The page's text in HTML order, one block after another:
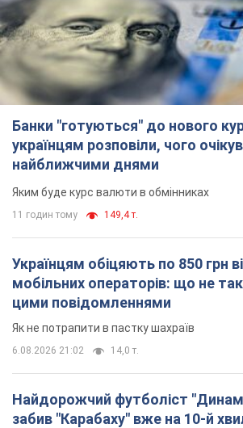
Банки "готуються" до нового
українцям розповіли, чого
найближчими днями
Яким буде курс валюти в обмінниках
11 годин тому 149,4 т.
Українцям обіцяють по 850 грн
мобільних операторів: що не
цими повідомленнями
Як не потрапити в пастку шахраїв
6.08.2026 21:02 14,0 т.
Найдорожчий футболіст
забив "Карабаху" вже на 10-й